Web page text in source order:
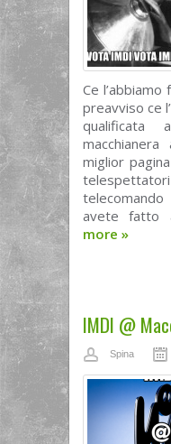
Ce
preavviso ce
miglior
avete fatto
more »
IMDI @
Spina